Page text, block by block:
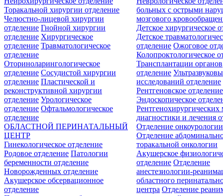
больных с острыми
мозгового
Торакальной хирургии отделение
Челюстно-лицевой хирургии
отделение Гнойной хирургии
отделение Хирургическое
отделение Травматологическое
отделение
Оториноларингологическое
отделение Сосудистой хирургии
отделение Пластической и
реконструктивной хирургии
отделение Урологическое
отделение Офтальмологическое
отделение
Детское хирургическое
Детское
отделение Ожоговое
Колопроктологическое
Трансплантации органов
отделение
исследований отделение
Рентгеновское отделение
Эндоскопическое
Рентгенохирургических
диагностики и лечения
Отделение онкоурологии
Отделение
торакальной онкологии
ОБЛАСТНОЙ ПЕРИНАТАЛЬНЫЙ
ЦЕНТР
Гинекологическое отделение
Родовое отделение Патологии
беременности отделение
Новорожденных отделение
Акушерское обсервационное
отделение
Акушерское
отделение Отделение
анестезиологии-
областного
центра Отделение